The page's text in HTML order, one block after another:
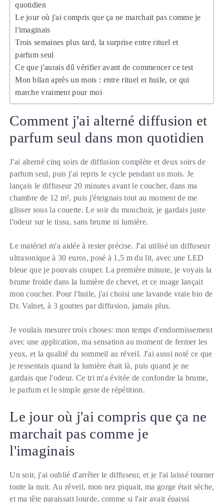
quotidien
Le jour où j'ai compris que ça ne marchait pas comme je
l'imaginais
Trois semaines plus tard, la surprise entre rituel et
parfum seul
Ce que j'aurais dû vérifier avant de commencer ce test
Mon bilan après un mois : entre rituel et huile, ce qui
marche vraiment pour moi
Comment j'ai alterné diffusion et
parfum seul dans mon quotidien
J'ai alterné cinq soirs de diffusion complète et deux soirs de
parfum seul, puis j'ai repris le cycle pendant un mois. Je
lançais le diffuseur 20 minutes avant le coucher, dans ma
chambre de 12 m², puis j'éteignais tout au moment de me
glisser sous la couette. Le soir du mouchoir, je gardais juste
l'odeur sur le tissu, sans brume ni lumière.
Le matériel m'a aidée à rester précise. J'ai utilisé un diffuseur
ultrasonique à 30 euros, posé à 1,5 m du lit, avec une LED
bleue que je pouvais couper. La première minute, je voyais la
brume froide dans la lumière de chevet, et ce nuage lançait
mon coucher. Pour l'huile, j'ai choisi une lavande vraie bio de
Dr. Valnet, à 3 gouttes par diffusion, jamais plus.
Je voulais mesurer trois choses: mon temps d'endormissement
avec une application, ma sensation au moment de fermer les
yeux, et la qualité du sommeil au réveil. J'ai aussi noté ce que
je ressentais quand la lumière était là, puis quand je ne
gardais que l'odeur. Ce tri m'a évitée de confondre la brume,
le parfum et le simple geste de répétition.
Le jour où j'ai compris que ça ne
marchait pas comme je
l'imaginais
Un soir, j'ai oublié d'arrêter le diffuseur, et je l'ai laissé tourner
toute la nuit. Au réveil, mon nez piquait, ma gorge était sèche,
et ma tête paraissait lourde, comme si l'air avait épaissi